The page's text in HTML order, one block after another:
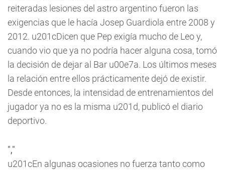
reiteradas lesiones del astro argentino fueron las
exigencias que le hacía Josep Guardiola entre 2008 y
2012. u201cDicen que Pep exigía mucho de Leo y,
cuando vio que ya no podría hacer alguna cosa, tomó
la decisión de dejar al Bar u00e7a. Los últimos meses
la relación entre ellos prácticamente dejó de existir.
Desde entonces, la intensidad de entrenamientos del
jugador ya no es la misma u201d, publicó el diario
deportivo.
","
u201cEn algunas ocasiones no fuerza tanto como